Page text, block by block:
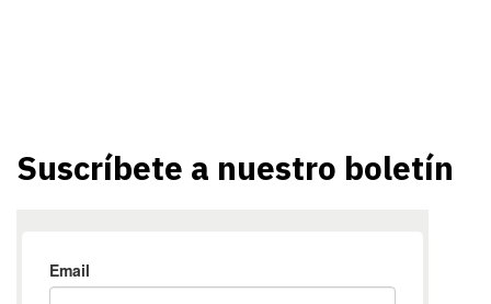
Suscríbete a nuestro boletín